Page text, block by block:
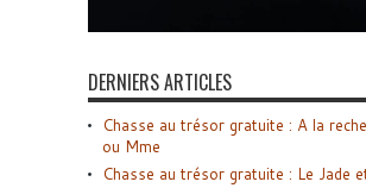
DERNIERS ARTICLES
Chasse au trésor gratuite : A la
ou Mme
Chasse au trésor gratuite : Le Jade